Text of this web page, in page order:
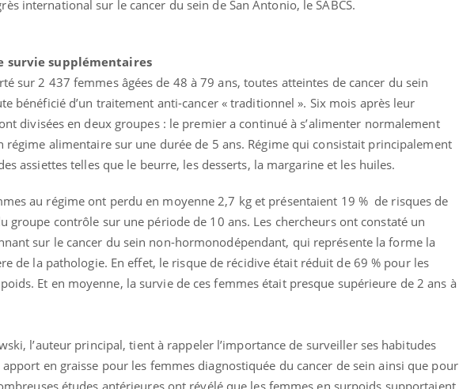
international sur le cancer du sein de San Antonio, le SABCS.
survie supplémentaires
sur 2 437 femmes âgées de 48 à 79 ans, toutes atteintes de cancer du sein
bénéficié d’un traitement anti-cancer « traditionnel ». Six mois après leur
divisées en deux groupes : le premier a continué à s’alimenter normalement
régime alimentaire sur une durée de 5 ans. Régime qui consistait principalement
assiettes telles que le beurre, les desserts, la margarine et les huiles.
au régime ont perdu en moyenne 2,7 kg et présentaient 19 % de risques de
groupe contrôle sur une période de 10 ans. Les chercheurs ont constaté un
sur le cancer du sein non-hormonodépendant, qui représente la forme la
de la pathologie. En effet, le risque de récidive était réduit de 69 % pour les
Et en moyenne, la survie de ces femmes était presque supérieure de 2 ans à
l’auteur principal, tient à rappeler l’importance de surveiller ses habitudes
en graisse pour les femmes diagnostiquée du cancer de sein ainsi que pour
études antérieures ont révélé que les femmes en surpoids supportaient
Le Viagra pourrait-il freiner
la propagation du cancer ?
Pourquoi manger moins de
protéines pourrait